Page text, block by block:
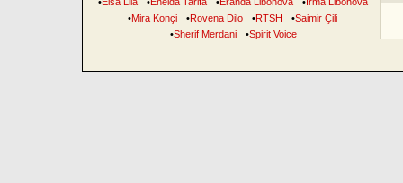
•Mira Konçi •Rovena Dilo •RTSH •Saimir Çili
•Sherif Merdani •Spirit Voice